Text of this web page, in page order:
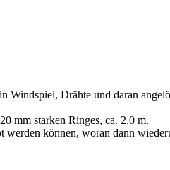
Drähte und daran
mm starken Ringes, ca. 2,0 m.
können, woran dann